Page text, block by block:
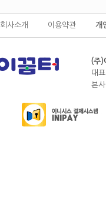
회사소개 이용약관 개
(주)
대
본